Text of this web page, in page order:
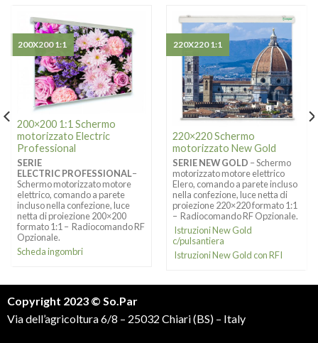
200×200 1:1 Schermo
motorizzato Electric
Professional
SERIE
ELECTRIC PROFESSIONAL–
Schermo motorizzato motore
elettrico, comando a parete
incluso nella confezione, luce
netta di proiezione 200×200
formato 1:1 – Radiocomando RF
Opzionale.
Scheda ingombri
200X200 1:1
220×220 Schermo
motorizzato New Gold
SERIE NEW GOLD – Schermo
motorizzato motore elettrico
Elero, comando a parete incluso
nella confezione, luce netta di
proiezione 220×220 formato 1:1
– Radiocomando RF Opzionale.
Istruzioni New Gold
c/pulsantiera
Istruzioni New Gold con RFI
220X220 1:1
Copyright 2023 © So.Par
Via dell’agricoltura 6/8 – 25032 Chiari (BS) – Italy